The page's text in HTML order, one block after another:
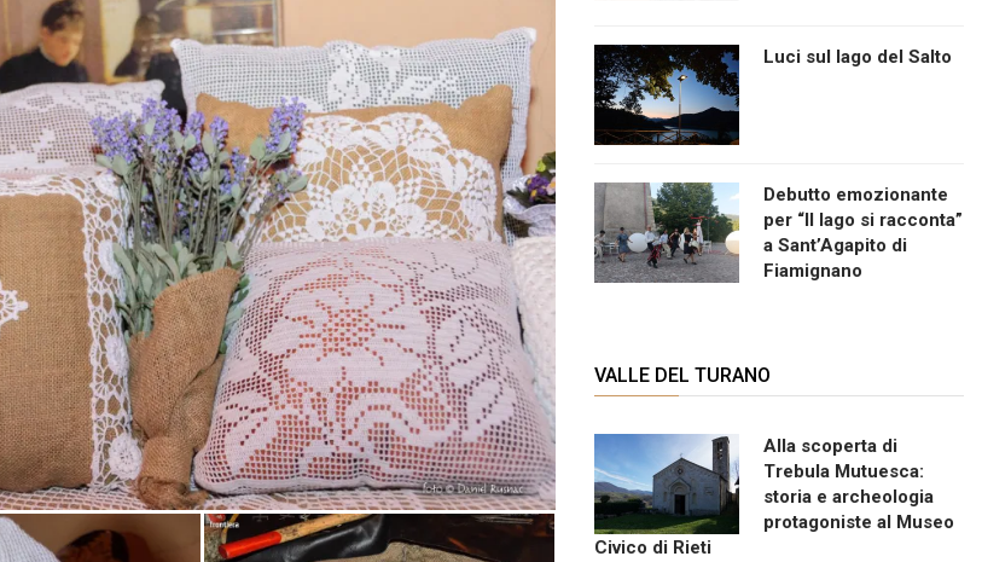
Luci sul lago del Salto
Debutto emozionante
per “Il lago si racconta”
a Sant’Agapito di
Fiamignano
VALLE DEL TURANO
Alla scoperta di
Trebula Mutuesca:
storia e archeologia
protagoniste al Museo
Civico di Rieti